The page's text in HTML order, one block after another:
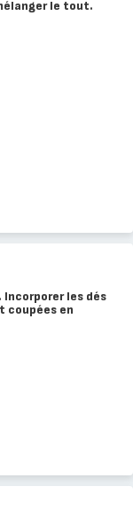
le tout.
les dés
coupées en